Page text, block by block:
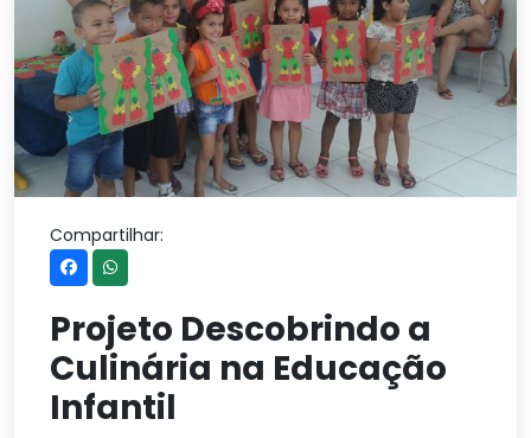
Compartilhar:
Projeto Descobrindo a
Culinária na Educação
Infantil